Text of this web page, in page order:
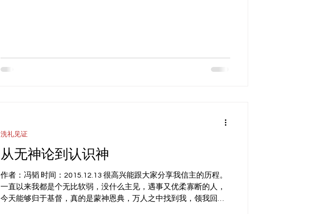
从无神论到认识神
作者：冯韬 时间：2015.12.13 很高兴能跟大家分享我信主的历程。
一直以来我都是个无比软弱，没什么主见，遇事又优柔寡断的人，
今天能够归于基督，真的是蒙神恩典，万人之中找到我，领我回
洗礼见证